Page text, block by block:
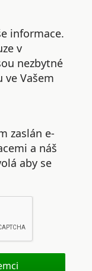
informace.
v
nezbytné
ve Vašem
zaslán e-
a náš
aby se